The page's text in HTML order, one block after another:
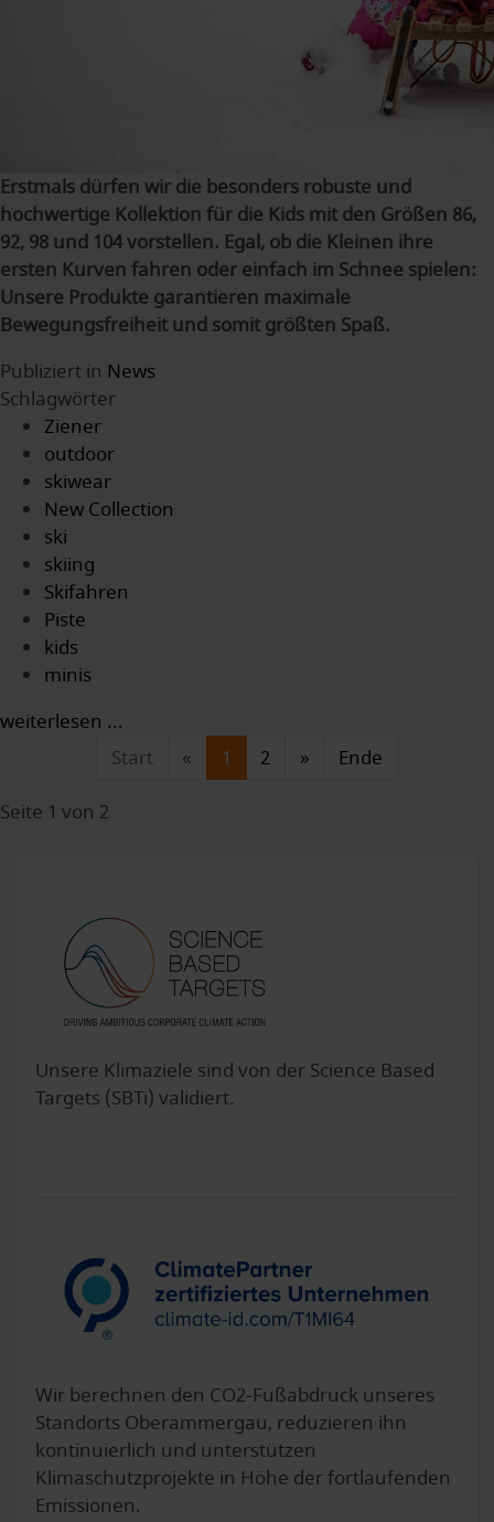
Erstmals dürfen wir die besonders robuste und
hochwertige Kollektion für die Kids mit den Größen 86,
92, 98 und 104 vorstellen. Egal, ob die Kleinen ihre
ersten Kurven fahren oder einfach im Schnee spielen:
Unsere Produkte garantieren maximale
Bewegungsfreiheit und somit größten Spaß.
Publiziert in News
Schlagwörter
Ziener
outdoor
skiwear
New Collection
ski
skiing
Skifahren
Piste
kids
minis
weiterlesen ...
Start
« 1 2 »
Ende
Seite 1 von 2
Unsere Klimaziele sind von der Science Based
Targets (SBTi) validiert.
Wir berechnen den CO2-Fußabdruck unseres
Standorts Oberammergau, reduzieren ihn
kontinuierlich und unterstützen
Klimaschutzprojekte in Höhe der fortlaufenden
Emissionen.